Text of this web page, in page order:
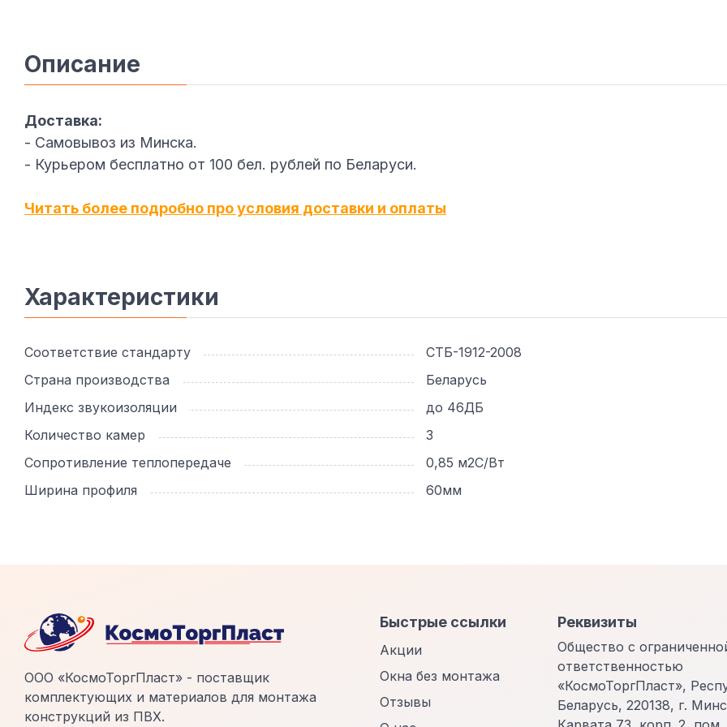
Описание
Доставка:
- Самовывоз из Минска.
- Курьером бесплатно от 100 бел. рублей по Беларуси.
Читать более подробно про условия доставки и оплаты
Характеристики
Соответствие стандарту
СТБ-1912-2008
Страна производства
Беларусь
Индекс звукоизоляции
до 46ДБ
Количество камер
3
Сопротивление теплопередаче
0,85 м2С/Вт
Ширина профиля
60мм
ООО «КосмоТоргПласт» - поставщик
комплектующих и материалов для монтажа
конструкций из ПВХ.
Быстрые ссылки
Акции
Окна без монтажа
Отзывы
Реквизиты
Общество с
ответственностью
«КосмоТоргПласт»,
Беларусь, 220138, г.